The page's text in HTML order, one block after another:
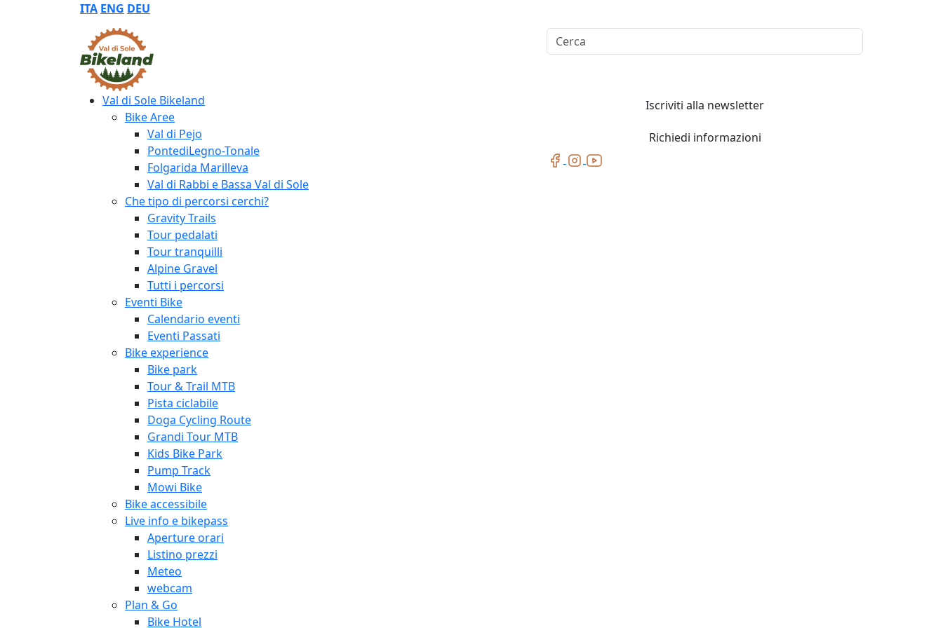
ITA ENG DEU
Cerca
Val di Sole Bikeland
Bike Aree
Val di Pejo
PontediLegno-Tonale
Folgarida Marilleva
Val di Rabbi e Bassa Val di Sole
Che tipo di percorsi cerchi?
Gravity Trails
Tour pedalati
Tour tranquilli
Alpine Gravel
Tutti i percorsi
Eventi Bike
Calendario eventi
Eventi Passati
Bike experience
Bike park
Tour & Trail MTB
Pista ciclabile
Doga Cycling Route
Grandi Tour MTB
Kids Bike Park
Pump Track
Mowi Bike
Bike accessibile
Live info e bikepass
Aperture orari
Listino prezzi
Meteo
webcam
Plan & Go
Bike Hotel
Iscriviti alla newsletter
Richiedi informazioni